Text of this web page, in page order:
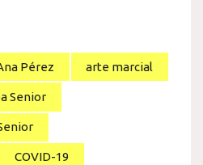
Pérez arte marcial
Senior
COVID-19